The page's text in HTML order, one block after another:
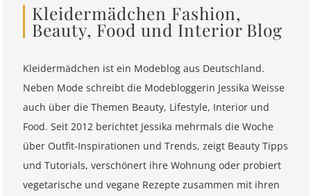
Kleidermädchen Fashion,
Beauty, Food und Interior Blog
Kleidermädchen ist ein Modeblog aus Deutschland.
Neben Mode schreibt die Modebloggerin Jessika Weisse
auch über die Themen Beauty, Lifestyle, Interior und
Food. Seit 2012 berichtet Jessika mehrmals die Woche
über Outfit-Inspirationen und Trends, zeigt Beauty Tipps
und Tutorials, verschönert ihre Wohnung oder probiert
vegetarische und vegane Rezepte zusammen mit ihren